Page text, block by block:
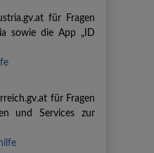
für Fragen
sowie die App „ID
für Fragen
und Services zur